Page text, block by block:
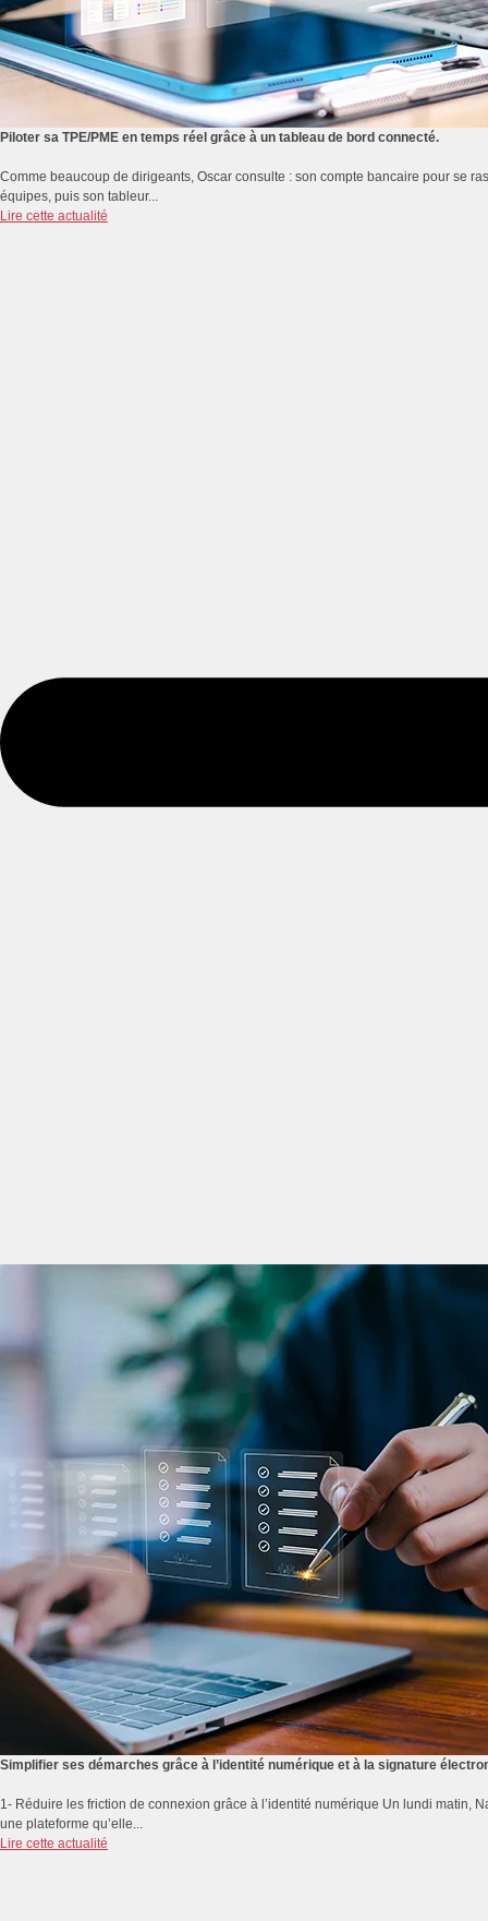
Piloter sa TPE/PME en temps réel grâce à un tableau de bord connecté.
Comme beaucoup de dirigeants, Oscar consulte : son compte bancaire pour se
équipes, puis son tableur...
Lire cette actualité
Simplifier ses démarches grâce à l’identité numérique et à la signature
1- Réduire les friction de connexion grâce à l’identité numérique Un lundi matin,
une plateforme qu’elle...
Lire cette actualité